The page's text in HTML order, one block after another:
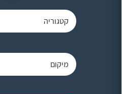
קטגוריה
מיקום